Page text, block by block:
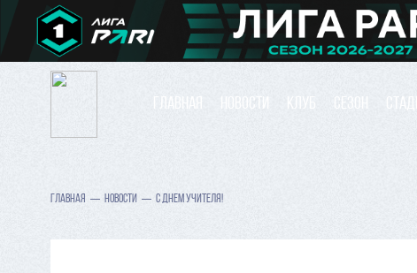
ГЛАВНАЯ НОВОСТИ КЛУБ СЕЗОН
ГЛАВНАЯ НОВОСТИ С ДНЕМ УЧИТЕЛЯ!